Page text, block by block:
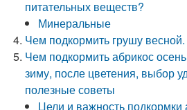
питательных веществ?
Минеральные
Чем подкормить грушу
Чем подкормить абрикос
зиму, после цветения, выбор
полезные советы
Цели и важность подкормки